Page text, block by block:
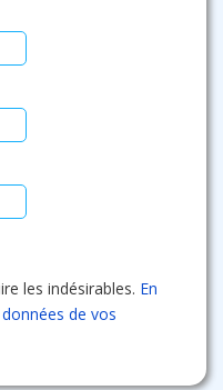
les indésirables. En
de vos